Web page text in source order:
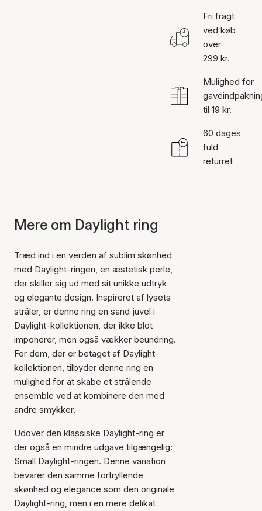
Fri fragt
ved køb
over
299 kr.
Mulighed for
til 19 kr.
60 dages
fuld
returret
Mere om Daylight ring
Træd ind i en verden af sublim skønhed
med Daylight-ringen, en æstetisk perle,
der skiller sig ud med sit unikke udtryk
og elegante design. Inspireret af lysets
stråler, er denne ring en sand juvel i
Daylight-kollektionen, der ikke blot
imponerer, men også vækker beundring.
For dem, der er betaget af Daylight-
kollektionen, tilbyder denne ring en
mulighed for at skabe et strålende
ensemble ved at kombinere den med
andre smykker.
Udover den klassiske Daylight-ring er
der også en mindre udgave tilgængelig:
Small Daylight-ringen. Denne variation
bevarer den samme fortryllende
skønhed og elegance som den originale
Daylight-ring, men i en mere delikat